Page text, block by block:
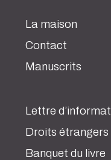
La maison
Contact
Manuscrits
Lettre
Droits étrangers
Banquet du livre